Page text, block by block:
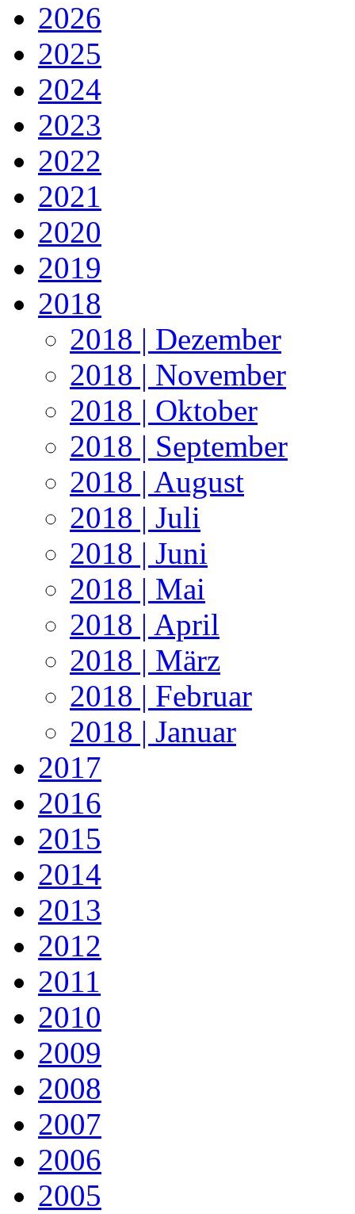
2026
2025
2024
2023
2022
2021
2020
2019
2018
2018 | Dezember
2018 | November
2018 | Oktober
2018 | September
2018 | August
2018 | Juli
2018 | Juni
2018 | Mai
2018 | April
2018 | März
2018 | Februar
2018 | Januar
2017
2016
2015
2014
2013
2012
2011
2010
2009
2008
2007
2006
2005